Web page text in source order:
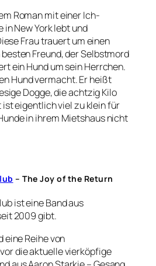
Roman mit einer Ich-
in New York lebt und
Frau trauert um einen
Freund, der Selbstmord
ein Hund um sein Herrchen.
Hund vermacht. Er heißt
Dogge, die achtzig Kilo
eigentlich viel zu klein für
in ihrem Mietshaus nicht
– The Joy of the Return
ist eine Band aus
2009 gibt.
eine Reihe von
die aktuelle vierköpfige